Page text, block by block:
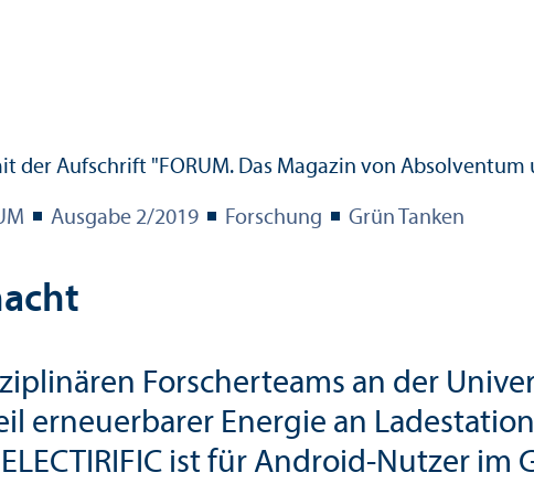
Ausgabe 2/2019 Forschung Grün Tanken
Forscher­teams an der
erneuerbarer Energie an
ist für Android-Nutzer im